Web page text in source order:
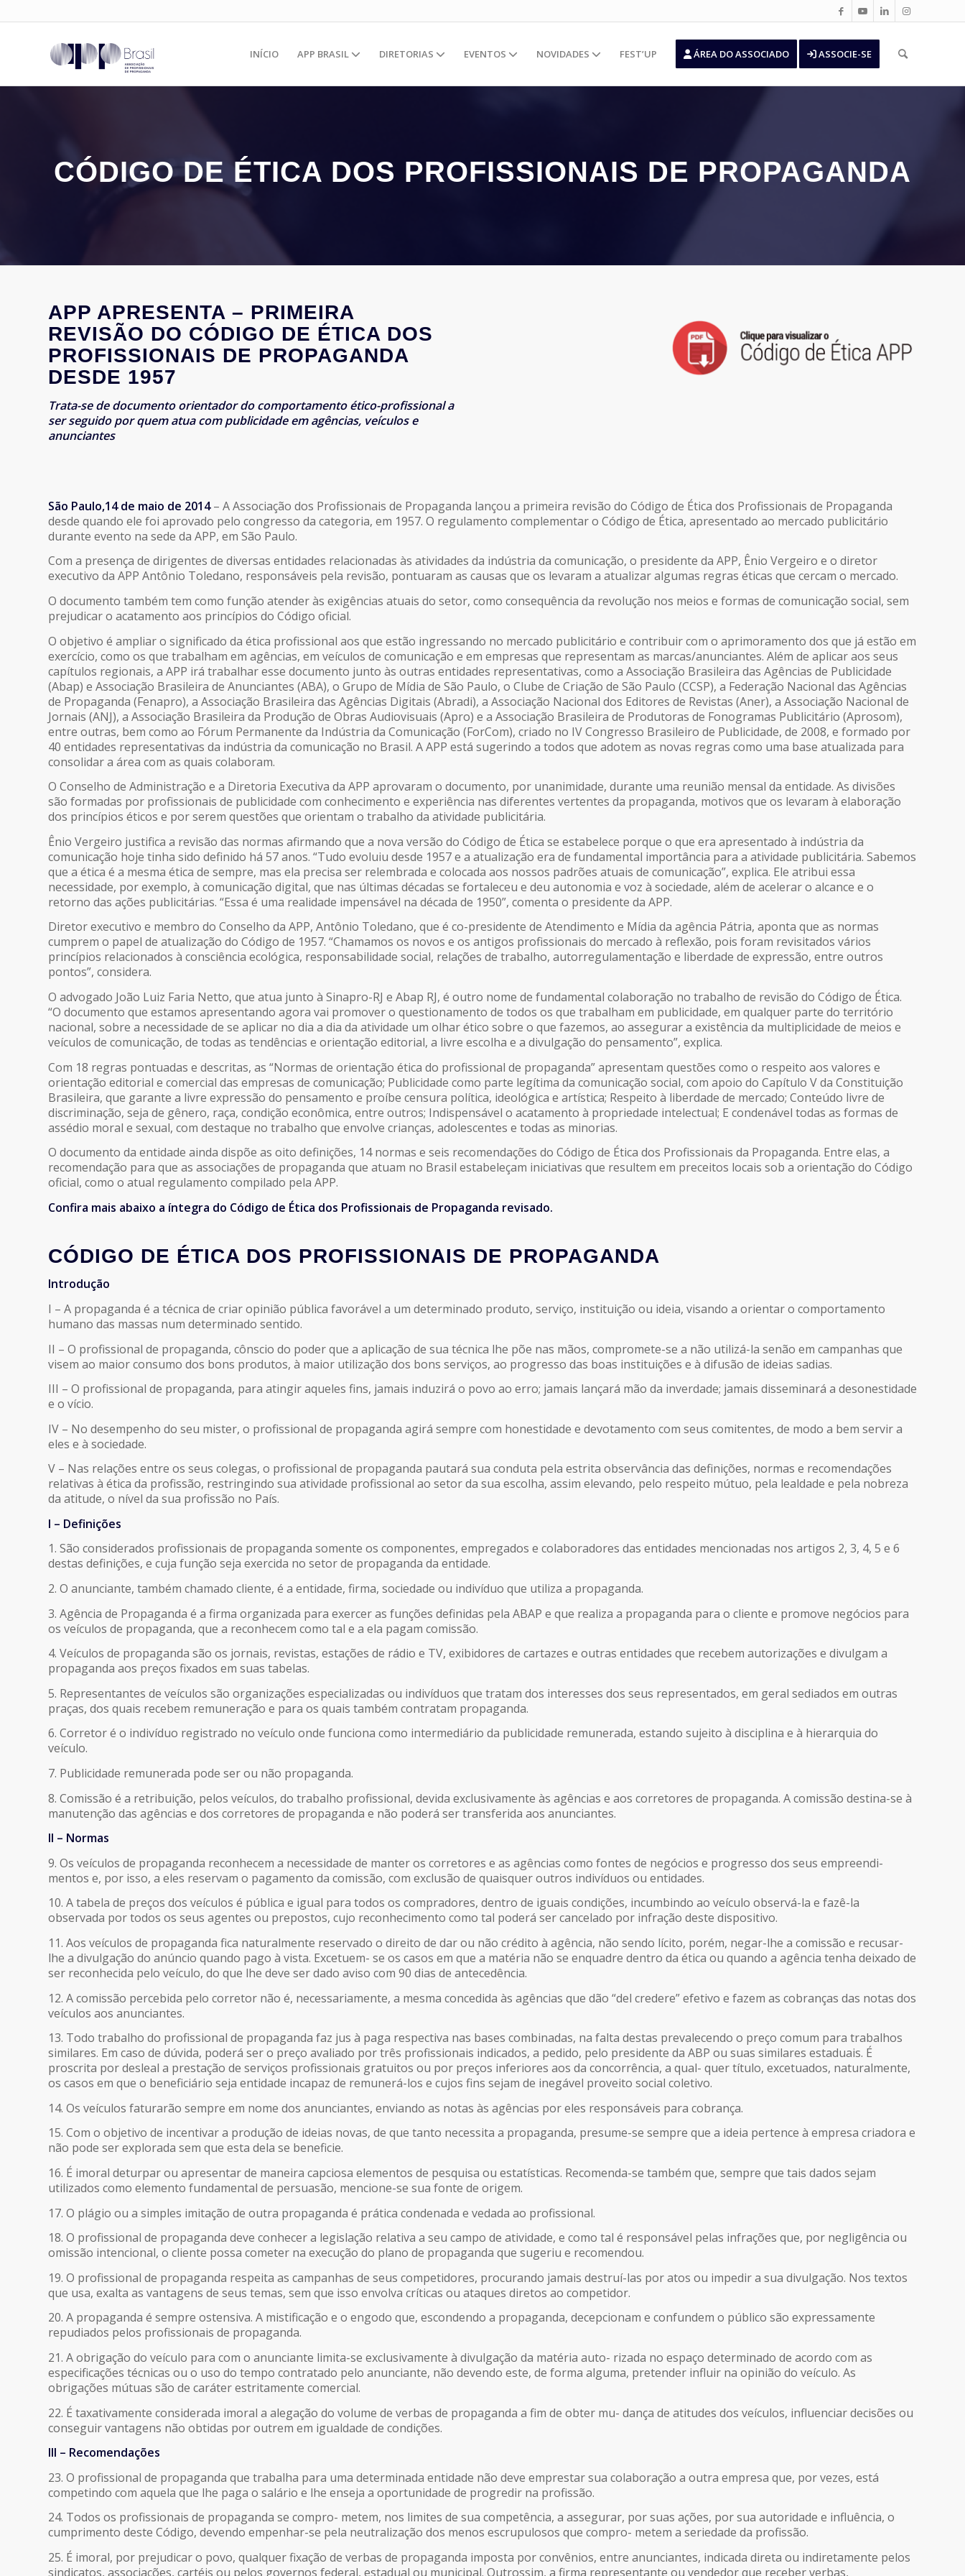
INÍCIO APP BRASIL DIRETORIAS EVENTOS NOVIDADES FEST’UP ÁREA DO ASSOCIADO ASSOCIE-SE
CÓDIGO DE ÉTICA DOS PROFISSIONAIS DE PROPAGANDA
APP APRESENTA – PRIMEIRA
REVISÃO DO CÓDIGO DE ÉTICA DOS
PROFISSIONAIS DE PROPAGANDA
DESDE 1957
Trata-se de documento orientador do comportamento ético-profissional a
ser seguido por quem atua com publicidade em agências, veículos e
anunciantes
São Paulo,14 de maio de 2014– A Associação dos Profissionais de Propaganda lançou a primeira revisão do Código de Ética dos Profissionais de Propaganda
desde quando ele foi aprovado pelo congresso da categoria, em 1957. O regulamento complementar o Código de Ética, apresentado ao mercado publicitário
durante evento na sede da APP, em São Paulo.
Com a presença de dirigentes de diversas entidades relacionadas às atividades da indústria da comunicação, o presidente da APP, Ênio Vergeiro e o diretor
executivo da APP Antônio Toledano, responsáveis pela revisão, pontuaram as causas que os levaram a atualizar algumas regras éticas que cercam o mercado.
O documento também tem como função atender às exigências atuais do setor, como consequência da revolução nos meios e formas de comunicação social, sem
prejudicar o acatamento aos princípios do Código oficial.
O objetivo é ampliar o significado da ética profissional aos que estão ingressando no mercado publicitário e contribuir com o aprimoramento dos que já estão em
exercício, como os que trabalham em agências, em veículos de comunicação e em empresas que representam as marcas/anunciantes. Além de aplicar aos seus
capítulos regionais, a APP irá trabalhar esse documento junto às outras entidades representativas, como a Associação Brasileira das Agências de Publicidade
(Abap) e Associação Brasileira de Anunciantes (ABA), o Grupo de Mídia de São Paulo, o Clube de Criação de São Paulo (CCSP), a Federação Nacional das Agências
de Propaganda (Fenapro), a Associação Brasileira das Agências Digitais (Abradi), a Associação Nacional dos Editores de Revistas (Aner), a Associação Nacional de
Jornais (ANJ), a Associação Brasileira da Produção de Obras Audiovisuais (Apro) e a Associação Brasileira de Produtoras de Fonogramas Publicitário (Aprosom),
entre outras, bem como ao Fórum Permanente da Indústria da Comunicação (ForCom), criado no IV Congresso Brasileiro de Publicidade, de 2008, e formado por
40 entidades representativas da indústria da comunicação no Brasil. A APP está sugerindo a todos que adotem as novas regras como uma base atualizada para
consolidar a área com as quais colaboram.
O Conselho de Administração e a Diretoria Executiva da APP aprovaram o documento, por unanimidade, durante uma reunião mensal da entidade. As divisões
são formadas por profissionais de publicidade com conhecimento e experiência nas diferentes vertentes da propaganda, motivos que os levaram à elaboração
dos princípios éticos e por serem questões que orientam o trabalho da atividade publicitária.
Ênio Vergeiro justifica a revisão das normas afirmando que a nova versão do Código de Ética se estabelece porque o que era apresentado à indústria da
comunicação hoje tinha sido definido há 57 anos. “Tudo evoluiu desde 1957 e a atualização era de fundamental importância para a atividade publicitária. Sabemos
que a ética é a mesma ética de sempre, mas ela precisa ser relembrada e colocada aos nossos padrões atuais de comunicação”, explica. Ele atribui essa
necessidade, por exemplo, à comunicação digital, que nas últimas décadas se fortaleceu e deu autonomia e voz à sociedade, além de acelerar o alcance e o
retorno das ações publicitárias. “Essa é uma realidade impensável na década de 1950”, comenta o presidente da APP.
Diretor executivo e membro do Conselho da APP, Antônio Toledano, que é co-presidente de Atendimento e Mídia da agência Pátria, aponta que as normas
cumprem o papel de atualização do Código de 1957. “Chamamos os novos e os antigos profissionais do mercado à reflexão, pois foram revisitados vários
princípios relacionados à consciência ecológica, responsabilidade social, relações de trabalho, autorregulamentação e liberdade de expressão, entre outros
pontos”, considera.
O advogado João Luiz Faria Netto, que atua junto à Sinapro-RJ e Abap RJ, é outro nome de fundamental colaboração no trabalho de revisão do Código de Ética.
“O documento que estamos apresentando agora vai promover o questionamento de todos os que trabalham em publicidade, em qualquer parte do território
nacional, sobre a necessidade de se aplicar no dia a dia da atividade um olhar ético sobre o que fazemos, ao assegurar a existência da multiplicidade de meios e
veículos de comunicação, de todas as tendências e orientação editorial, a livre escolha e a divulgação do pensamento”, explica.
Com 18 regras pontuadas e descritas, as “Normas de orientação ética do profissional de propaganda” apresentam questões como o respeito aos valores e
orientação editorial e comercial das empresas de comunicação; Publicidade como parte legítima da comunicação social, com apoio do Capítulo V da Constituição
Brasileira, que garante a livre expressão do pensamento e proíbe censura política, ideológica e artística; Respeito à liberdade de mercado; Conteúdo livre de
discriminação, seja de gênero, raça, condição econômica, entre outros; Indispensável o acatamento à propriedade intelectual; E condenável todas as formas de
assédio moral e sexual, com destaque no trabalho que envolve crianças, adolescentes e todas as minorias.
O documento da entidade ainda dispõe as oito definições, 14 normas e seis recomendações do Código de Ética dos Profissionais da Propaganda. Entre elas, a
recomendação para que as associações de propaganda que atuam no Brasil estabeleçam iniciativas que resultem em preceitos locais sob a orientação do Código
oficial, como o atual regulamento compilado pela APP.
Confira mais abaixo a íntegra do Código de Ética dos Profissionais de Propaganda revisado.
CÓDIGO DE ÉTICA DOS PROFISSIONAIS DE PROPAGANDA
Introdução
I – A propaganda é a técnica de criar opinião pública favorável a um determinado produto, serviço, instituição ou ideia, visando a orientar o comportamento
humano das massas num determinado sentido.
II – O profissional de propaganda, cônscio do poder que a aplicação de sua técnica lhe põe nas mãos, compromete-se a não utilizá-la senão em campanhas que
visem ao maior consumo dos bons produtos, à maior utilização dos bons serviços, ao progresso das boas instituições e à difusão de ideias sadias.
III – O profissional de propaganda, para atingir aqueles fins, jamais induzirá o povo ao erro; jamais lançará mão da inverdade; jamais disseminará a desonestidade
e o vício.
IV – No desempenho do seu mister, o profissional de propaganda agirá sempre com honestidade e devotamento com seus comitentes, de modo a bem servir a
eles e à sociedade.
V – Nas relações entre os seus colegas, o profissional de propaganda pautará sua conduta pela estrita observância das definições, normas e recomendações
relativas à ética da profissão, restringindo sua atividade profissional ao setor da sua escolha, assim elevando, pelo respeito mútuo, pela lealdade e pela nobreza
da atitude, o nível da sua profissão no País.
I – Definições
1. São considerados profissionais de propaganda somente os componentes, empregados e colaboradores das entidades mencionadas nos artigos 2, 3, 4, 5 e 6
destas definições, e cuja função seja exercida no setor de propaganda da entidade.
2. O anunciante, também chamado cliente, é a entidade, firma, sociedade ou indivíduo que utiliza a propaganda.
3. Agência de Propaganda é a firma organizada para exercer as funções definidas pela ABAP e que realiza a propaganda para o cliente e promove negócios para
os veículos de propaganda, que a reconhecem como tal e a ela pagam comissão.
4. Veículos de propaganda são os jornais, revistas, estações de rádio e TV, exibidores de cartazes e outras entidades que recebem autorizações e divulgam a
propaganda aos preços fixados em suas tabelas.
5. Representantes de veículos são organizações especializadas ou indivíduos que tratam dos interesses dos seus representados, em geral sediados em outras
praças, dos quais recebem remuneração e para os quais também contratam propaganda.
6. Corretor é o indivíduo registrado no veículo onde funciona como intermediário da publicidade remunerada, estando sujeito à disciplina e à hierarquia do
veículo.
7. Publicidade remunerada pode ser ou não propaganda.
8. Comissão é a retribuição, pelos veículos, do trabalho profissional, devida exclusivamente às agências e aos corretores de propaganda. A comissão destina-se à
manutenção das agências e dos corretores de propaganda e não poderá ser transferida aos anunciantes.
II – Normas
9. Os veículos de propaganda reconhecem a necessidade de manter os corretores e as agências como fontes de negócios e progresso dos seus empreendi-
mentos e, por isso, a eles reservam o pagamento da comissão, com exclusão de quaisquer outros indivíduos ou entidades.
10. A tabela de preços dos veículos é pública e igual para todos os compradores, dentro de iguais condições, incumbindo ao veículo observá-la e fazê-la
observada por todos os seus agentes ou prepostos, cujo reconhecimento como tal poderá ser cancelado por infração deste dispositivo.
11. Aos veículos de propaganda fica naturalmente reservado o direito de dar ou não crédito à agência, não sendo lícito, porém, negar-lhe a comissão e recusar-
lhe a divulgação do anúncio quando pago à vista. Excetuem- se os casos em que a matéria não se enquadre dentro da ética ou quando a agência tenha deixado de
ser reconhecida pelo veículo, do que lhe deve ser dado aviso com 90 dias de antecedência.
12. A comissão percebida pelo corretor não é, necessariamente, a mesma concedida às agências que dão “del credere” efetivo e fazem as cobranças das notas dos
veículos aos anunciantes.
13. Todo trabalho do profissional de propaganda faz jus à paga respectiva nas bases combinadas, na falta destas prevalecendo o preço comum para trabalhos
similares. Em caso de dúvida, poderá ser o preço avaliado por três profissionais indicados, a pedido, pelo presidente da ABP ou suas similares estaduais. É
proscrita por desleal a prestação de serviços profissionais gratuitos ou por preços inferiores aos da concorrência, a qual- quer título, excetuados, naturalmente,
os casos em que o beneficiário seja entidade incapaz de remunerá-los e cujos fins sejam de inegável proveito social coletivo.
14. Os veículos faturarão sempre em nome dos anunciantes, enviando as notas às agências por eles responsáveis para cobrança.
15. Com o objetivo de incentivar a produção de ideias novas, de que tanto necessita a propaganda, presume-se sempre que a ideia pertence à empresa criadora e
não pode ser explorada sem que esta dela se beneficie.
16. É imoral deturpar ou apresentar de maneira capciosa elementos de pesquisa ou estatísticas. Recomenda-se também que, sempre que tais dados sejam
utilizados como elemento fundamental de persuasão, mencione-se sua fonte de origem.
17. O plágio ou a simples imitação de outra propaganda é prática condenada e vedada ao profissional.
18. O profissional de propaganda deve conhecer a legislação relativa a seu campo de atividade, e como tal é responsável pelas infrações que, por negligência ou
omissão intencional, o cliente possa cometer na execução do plano de propaganda que sugeriu e recomendou.
19. O profissional de propaganda respeita as campanhas de seus competidores, procurando jamais destruí-las por atos ou impedir a sua divulgação. Nos textos
que usa, exalta as vantagens de seus temas, sem que isso envolva críticas ou ataques diretos ao competidor.
20. A propaganda é sempre ostensiva. A mistificação e o engodo que, escondendo a propaganda, decepcionam e confundem o público são expressamente
repudiados pelos profissionais de propaganda.
21. A obrigação do veículo para com o anunciante limita-se exclusivamente à divulgação da matéria auto- rizada no espaço determinado de acordo com as
especificações técnicas ou o uso do tempo contratado pelo anunciante, não devendo este, de forma alguma, pretender influir na opinião do veículo. As
obrigações mútuas são de caráter estritamente comercial.
22. É taxativamente considerada imoral a alegação do volume de verbas de propaganda a fim de obter mu- dança de atitudes dos veículos, influenciar decisões ou
conseguir vantagens não obtidas por outrem em igualdade de condições.
III – Recomendações
23. O profissional de propaganda que trabalha para uma determinada entidade não deve emprestar sua colaboração a outra empresa que, por vezes, está
competindo com aquela que lhe paga o salário e lhe enseja a oportunidade de progredir na profissão.
24. Todos os profissionais de propaganda se compro- metem, nos limites de sua competência, a assegurar, por suas ações, por sua autoridade e influência, o
cumprimento deste Código, devendo empenhar-se pela neutralização dos menos escrupulosos que compro- metem a seriedade da profissão.
25. É imoral, por prejudicar o povo, qualquer fixação de verbas de propaganda imposta por convênios, entre anunciantes, indicada direta ou indiretamente pelos
sindicatos, associações, cartéis ou pelos governos federal, estadual ou municipal. Outrossim, a firma representante ou vendedor que receber verbas,